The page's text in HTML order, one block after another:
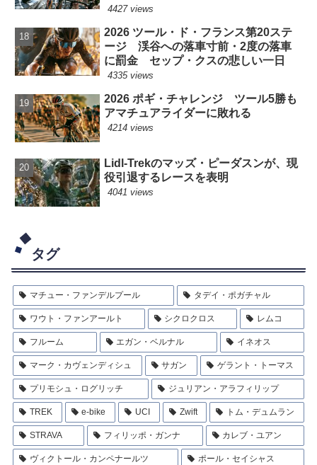
4427 views
2026 ツール・ド・フランス第20ステ
ージ 渓谷への落車寸前・2度の落車
に罰金 セップ・クスの悲しい一日
4335 views
2026 ポギ・チャレンジ ツール5勝も
アマチュアライダーに敗れる
4214 views
Lidl-Trekのマッズ・ピーダスンが、現
役引退するレースを表明
4041 views
タグ
マチュー・ファンデルプール タデイ・ポガチャル
ワウト・ファンアールト シクロクロス レムコ
フルーム エガン・ベルナル イネオス
マーク・カヴェンディシュ サガン ゲラント・トーマス
プリモシュ・ログリッチ ジュリアン・アラフィリップ
TREK e-bike UCI Zwift トム・デュムラン
STRAVA フィリッポ・ガンナ カレブ・ユアン
ヴィクトール・カンペナールツ ポール・セイシャス